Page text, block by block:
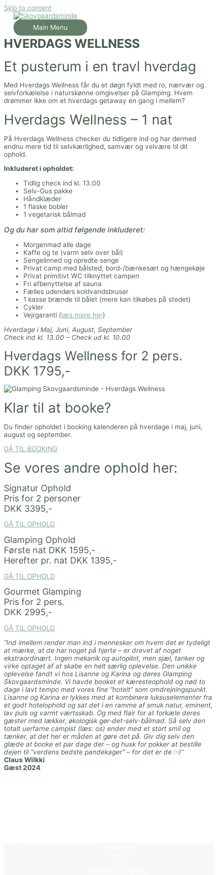
Skip to content
Main Menu
HVERDAGS WELLNESS
Et pusterum i en travl hverdag
Med Hverdags Wellness får du et døgn fyldt med ro, nærvær og
selvforkælelse i naturskønne omgivelser på Glamping. Hvem
drømmer ikke om et hverdags getaway en gang i mellem?
Hverdags Wellness – 1 nat
På Hverdags Wellness checker du tidligere ind og har dermed
endnu mere tid til selvkærlighed, samvær og velvære til dit
ophold.
Inkluderet i opholdet:
Tidlig check ind kl. 13.00
Selv-Gus pakke
Håndklæder
1 flaske bobler
1 vegetarisk bålmad
Og du har som altid følgende inkluderet:
Morgenmad alle dage
Kaffe og te (varm selv over bål)
Sengelinned og opredte senge
Privat camp med bålsted, bord-/bænkesæt og hængekøje
Privat primitivt WC tilknyttet campen
Fri afbenyttelse af sauna
Fælles udendørs koldvandsbruser
1 kasse brænde til bålet (mere kan tilkøbes på stedet)
Cykler
Vejrgaranti (læs mere her)
Hverdage i Maj, Juni, August, September
Check ind kl. 13.00 – Check ud kl. 10.00
Hverdags Wellness for 2 pers.
DKK 1795,-
Klar til at booke?
Du finder opholdet i booking kalenderen på hverdage i maj, juni,
august og september.
GÅ TIL BOOKING
Se vores andre ophold her:
Signatur Ophold
Pris for 2 personer
DKK 3395,-
GÅ TIL OPHOLD
Glamping Ophold
Første nat DKK 1595,-
Herefter pr. nat DKK 1395,-
GÅ TIL OPHOLD
Gourmet Glamping
Pris for 2 pers.
DKK 2995,-
GÅ TIL OPHOLD
“Ind imellem render man ind i mennesker om hvem det er tydeligt
at mærke, at de har noget på hjerte – er drevet af noget
ekstraordinært. Ingen mekanik og autopilot, men sjæl, tanker og
virke optaget af at skabe en helt særlig oplevelse. Den unikke
oplevelse fandt vi hos Lisanne og Karina og deres Glamping
Skovgaardsminde. Vi havde booket et kæresteophold og nød to
dage i lavt tempo med vores fine “hotelt” som omdrejningspunkt.
Lisanne og Karina er lykkes med at kombinere luksuselementer fra
et godt hotelophold og sat det i en ramme af smuk natur, eminent,
lav puls og varmt værtsskab. Og med flair for at forkæle deres
gæster med lækker, økologisk gør-det-selv-bålmad. Så selv den
totalt uerfarne campist (læs: os) ender med et stort smil og
tænker, at det her er måden at gøre det på. Giv dig selv den
glæde at booke et par dage der – og husk for pokker at bestille
dejen til “verdens bedste pandekager” – for det er de :-)”
Claus Wilkki
Gæst 2024